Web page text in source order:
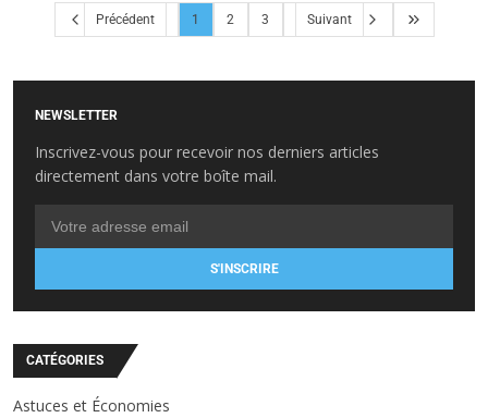
Précédent 1 2 3 Suivant
NEWSLETTER
Inscrivez-vous pour recevoir nos derniers articles
directement dans votre boîte mail.
S'INSCRIRE
CATÉGORIES
Astuces et Économies